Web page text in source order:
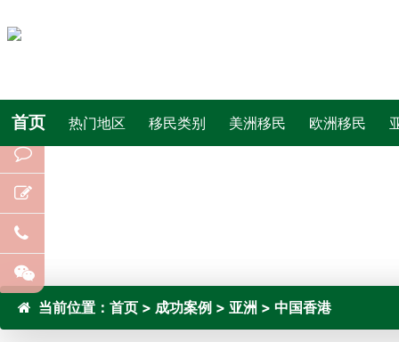
首页 热门地区 移民类别 美洲移民 欧洲移民
当前位置： 首页 > 成功案例 > 亚洲 > 中国香港